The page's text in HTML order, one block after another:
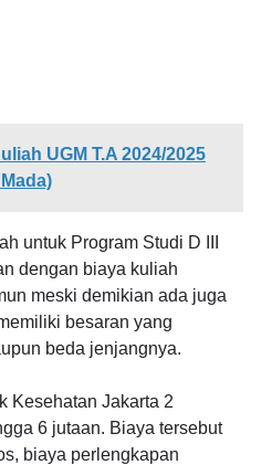
UGM T.A 2024/2025
untuk Program Studi D III
dengan biaya kuliah
meski demikian ada juga
besaran yang
beda jenjangnya.
Kesehatan Jakarta 2
6 jutaan. Biaya tersebut
biaya perlengkapan